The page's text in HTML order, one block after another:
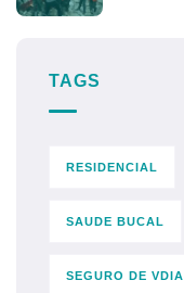
TAGS
RESIDENCIAL
SAUDE BUCAL
SEGURO DE VDIA